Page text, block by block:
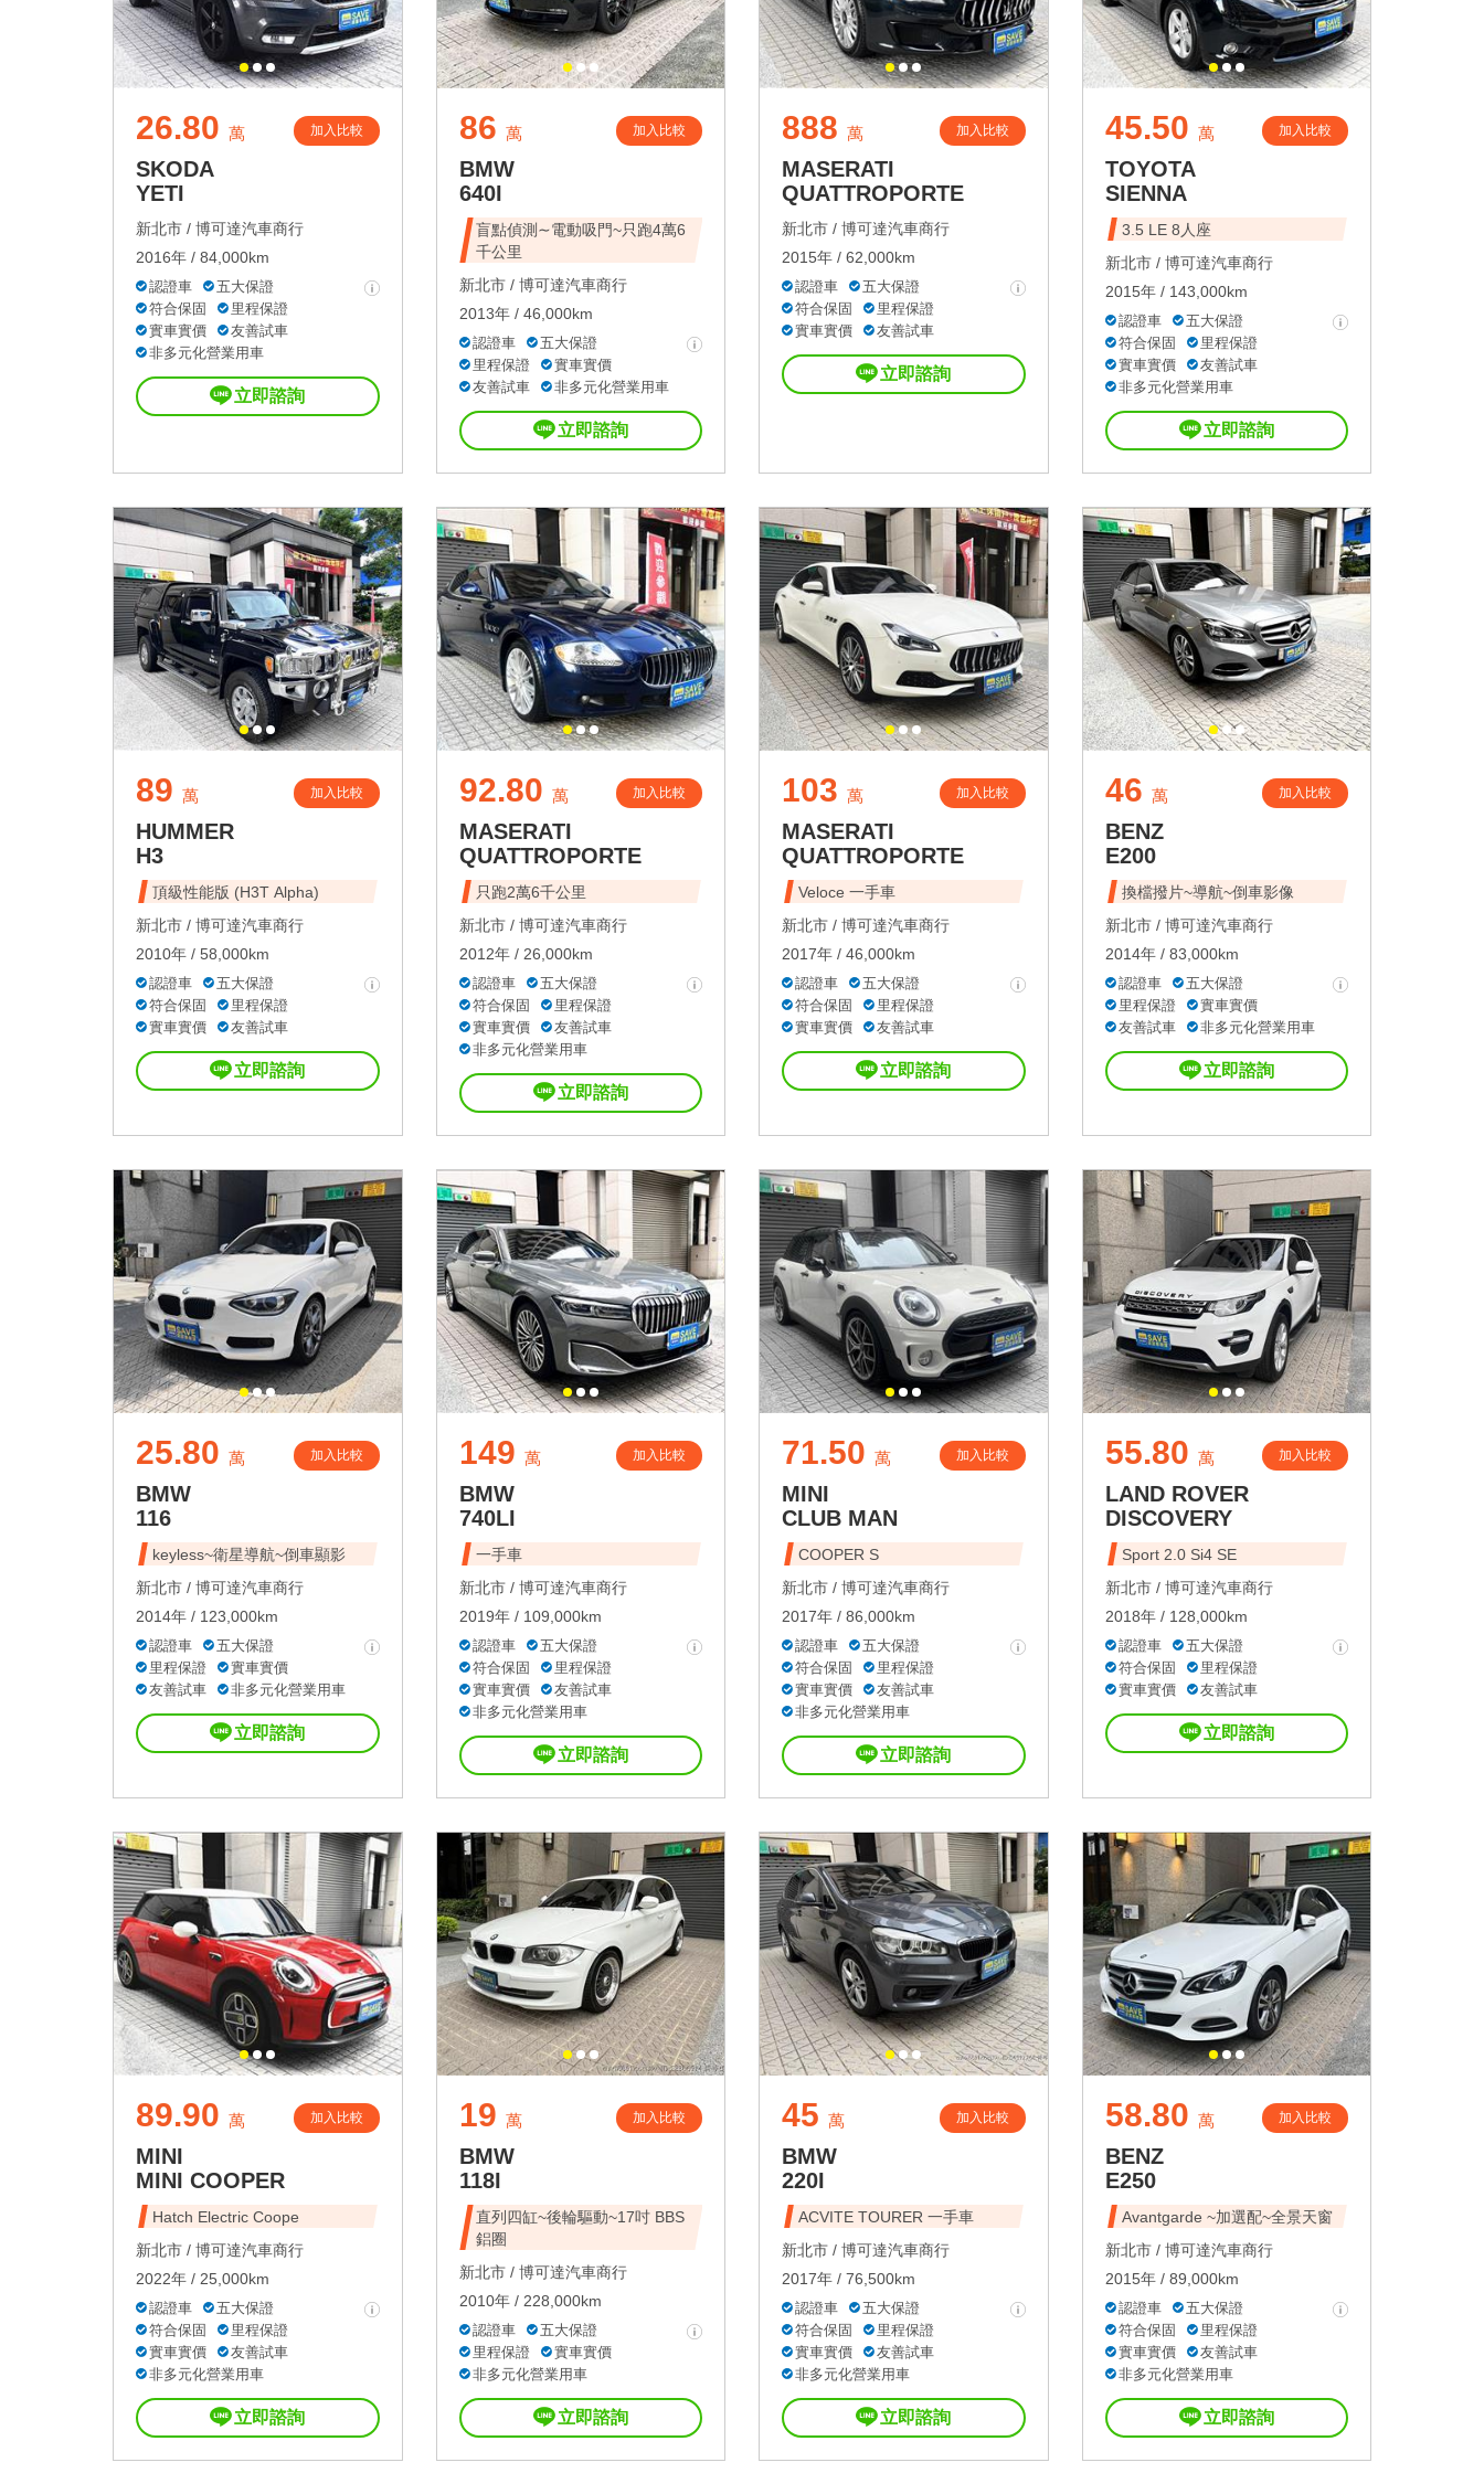
26.80 萬 加入比較
SKODA
YETI
新北市 / 博可達汽車商行
2016年 / 84,000km
認證車
五大保證
符合保固
里程保證
實車實價
友善試車
非多元化營業用車
立即諮詢
86 萬 加入比較
BMW
640I
盲點偵測∼電動吸門~只跑4萬6
千公里
新北市 / 博可達汽車商行
2013年 / 46,000km
認證車
五大保證
里程保證
實車實價
友善試車
非多元化營業用車
立即諮詢
888 萬 加入比較
MASERATI
QUATTROPORTE
新北市 / 博可達汽車商行
2015年 / 62,000km
認證車
五大保證
符合保固
里程保證
實車實價
友善試車
立即諮詢
45.50 萬 加入比較
TOYOTA
SIENNA
3.5 LE 8人座
新北市 / 博可達汽車商行
2015年 / 143,000km
認證車
五大保證
符合保固
里程保證
實車實價
友善試車
非多元化營業用車
立即諮詢
89 萬 加入比較
HUMMER
H3
頂級性能版 (H3T Alpha)
新北市 / 博可達汽車商行
2010年 / 58,000km
認證車
五大保證
符合保固
里程保證
實車實價
友善試車
立即諮詢
92.80 萬 加入比較
MASERATI
QUATTROPORTE
只跑2萬6千公里
新北市 / 博可達汽車商行
2012年 / 26,000km
認證車
五大保證
符合保固
里程保證
實車實價
友善試車
非多元化營業用車
立即諮詢
103 萬 加入比較
MASERATI
QUATTROPORTE
Veloce 一手車
新北市 / 博可達汽車商行
2017年 / 46,000km
認證車
五大保證
符合保固
里程保證
實車實價
友善試車
立即諮詢
46 萬 加入比較
BENZ
E200
換檔撥片~導航~倒車影像
新北市 / 博可達汽車商行
2014年 / 83,000km
認證車
五大保證
里程保證
實車實價
友善試車
非多元化營業用車
立即諮詢
25.80 萬 加入比較
BMW
116
keyless~衛星導航~倒車顯影
新北市 / 博可達汽車商行
2014年 / 123,000km
認證車
五大保證
里程保證
實車實價
友善試車
非多元化營業用車
立即諮詢
149 萬 加入比較
BMW
740LI
一手車
新北市 / 博可達汽車商行
2019年 / 109,000km
認證車
五大保證
符合保固
里程保證
實車實價
友善試車
非多元化營業用車
立即諮詢
71.50 萬 加入比較
MINI
CLUB MAN
COOPER S
新北市 / 博可達汽車商行
2017年 / 86,000km
認證車
五大保證
符合保固
里程保證
實車實價
友善試車
非多元化營業用車
立即諮詢
55.80 萬 加入比較
LAND ROVER
DISCOVERY
Sport 2.0 Si4 SE
新北市 / 博可達汽車商行
2018年 / 128,000km
認證車
五大保證
符合保固
里程保證
實車實價
友善試車
立即諮詢
89.90 萬 加入比較
MINI
MINI COOPER
Hatch Electric Coope
新北市 / 博可達汽車商行
2022年 / 25,000km
認證車
五大保證
符合保固
里程保證
實車實價
友善試車
非多元化營業用車
立即諮詢
19 萬 加入比較
BMW
118I
直列四缸~後輪驅動~17吋 BBS
鋁圈
新北市 / 博可達汽車商行
2010年 / 228,000km
認證車
五大保證
里程保證
實車實價
非多元化營業用車
立即諮詢
45 萬 加入比較
BMW
220I
ACVITE TOURER 一手車
新北市 / 博可達汽車商行
2017年 / 76,500km
認證車
五大保證
符合保固
里程保證
實車實價
友善試車
非多元化營業用車
立即諮詢
58.80 萬 加入比較
BENZ
E250
Avantgarde ~加選配~全景天窗
新北市 / 博可達汽車商行
2015年 / 89,000km
認證車
五大保證
符合保固
里程保證
實車實價
友善試車
非多元化營業用車
立即諮詢